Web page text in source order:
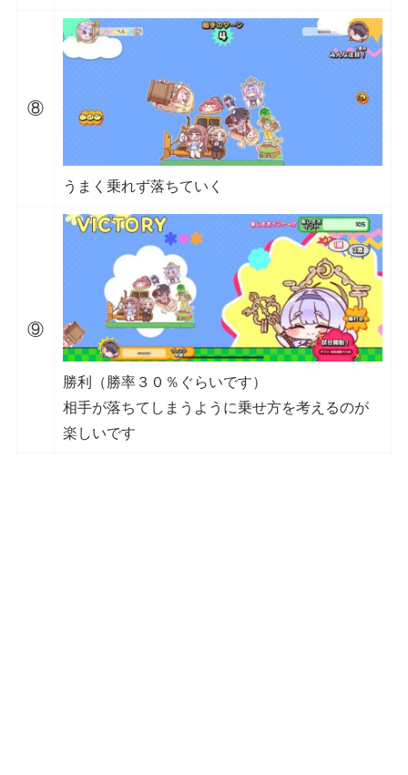
⑧
うまく乗れず落ちていく
⑨
勝利（勝率３０％ぐらいです）
相手が落ちてしまうように乗せ方を考えるのが
楽しいです